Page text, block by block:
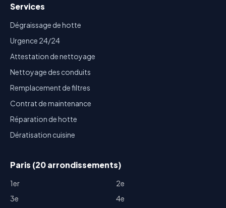
Services
Dégraissage de hotte
Urgence 24/24
Attestation de nettoyage
Nettoyage des conduits
Remplacement de filtres
Contrat de maintenance
Réparation de hotte
Dératisation cuisine
Paris (20 arrondissements)
1er
2e
3e
4e